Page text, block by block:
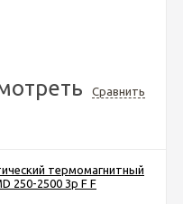
Сравнить
термомагнитный
250-2500 3p F F